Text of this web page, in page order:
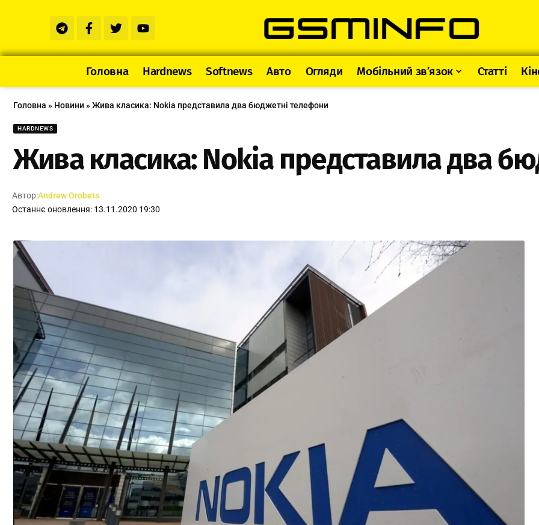
Головна Hardnews Softnews Авто Огляди Мобільний зв’язок Статті
Головна » Новини»Жива класика: Nokia представила два бюджетні телефони
HARDNEWS
Жива класика: Nokia представила два
Останнє оновлення: 13.11.2020 19:30
Автор:Andrew Orobets